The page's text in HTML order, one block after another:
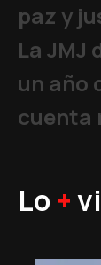
paz y
La JMJ
un año
cuenta
Lo +